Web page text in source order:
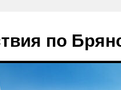
по